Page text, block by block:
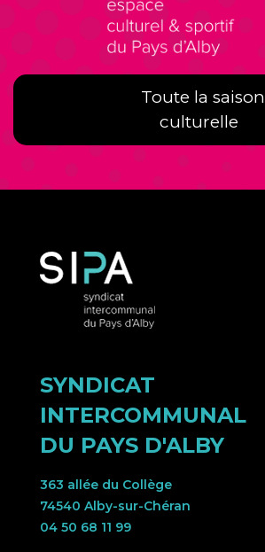
Toute la saison
culturelle
SYNDICAT
INTERCOMMUNAL
DU PAYS D'ALBY
363 allée du Collège
74540 Alby-sur-Chéran
04 50 68 11 99